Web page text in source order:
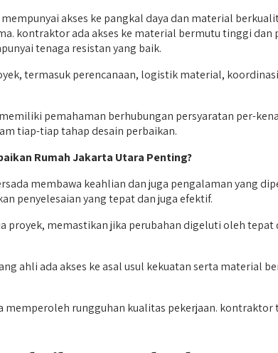
akses ke pangkal daya dan material
kontraktor ada akses ke material bermutu tinggi
tenaga resistan yang baik.
termasuk perencanaan, logistik material,
pemahaman berhubungan persyaratan per-
tiap-tiap tahap desain perbaikan.
Rumah Jakarta Utara Penting?
membawa keahlian dan juga pengalaman yang
penyelesaian yang tepat dan juga efektif.
proyek, memastikan jika perubahan digeluti oleh
ahli ada akses ke asal usul kekuatan serta material
memperoleh rungguhan kualitas pekerjaan.